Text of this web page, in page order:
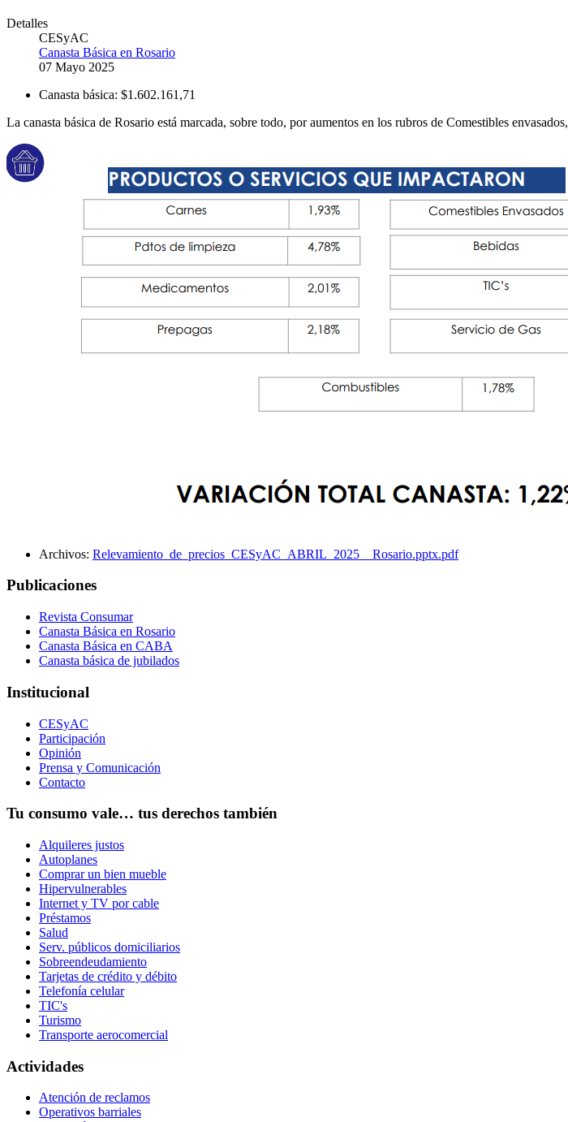
Detalles
CESyAC
Canasta Básica en Rosario
07 Mayo 2025
Canasta básica: $1.602.161,71
La canasta básica de Rosario está marcada, sobre todo, por aumentos en los rubros de Comestibles
Archivos: Relevamiento_de_precios_CESyAC_ABRIL_2025__Rosario.pptx.pdf
Publicaciones
Revista Consumar
Canasta Básica en Rosario
Canasta Básica en CABA
Canasta básica de jubilados
Institucional
CESyAC
Participación
Opinión
Prensa y Comunicación
Contacto
Tu consumo vale… tus derechos también
Alquileres justos
Autoplanes
Comprar un bien mueble
Hipervulnerables
Internet y TV por cable
Préstamos
Salud
Serv. públicos domiciliarios
Sobreendeudamiento
Tarjetas de crédito y débito
Telefonía celular
TIC's
Turismo
Transporte aerocomercial
Actividades
Atención de reclamos
Operativos barriales